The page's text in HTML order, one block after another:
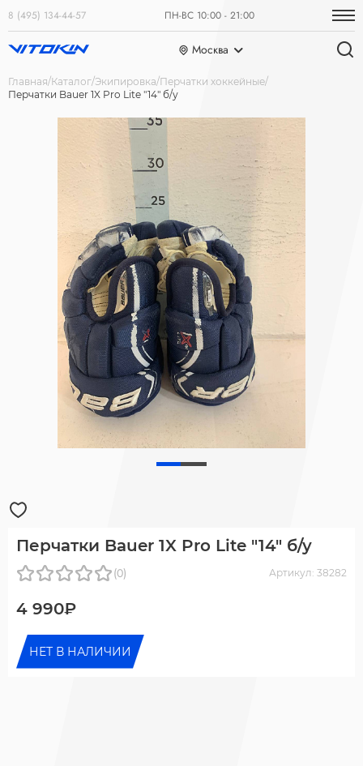
8 (495) 134-44-57 ПН-ВС 10:00 - 21:00
Москва
Главная Каталог Экипировка Перчатки хоккейные
Перчатки Bauer 1X Pro Lite "14" б/у
Перчатки Bauer 1X Pro Lite "14" б/у
(0) Артикул: 38282
4 990₽
НЕТ В НАЛИЧИИ